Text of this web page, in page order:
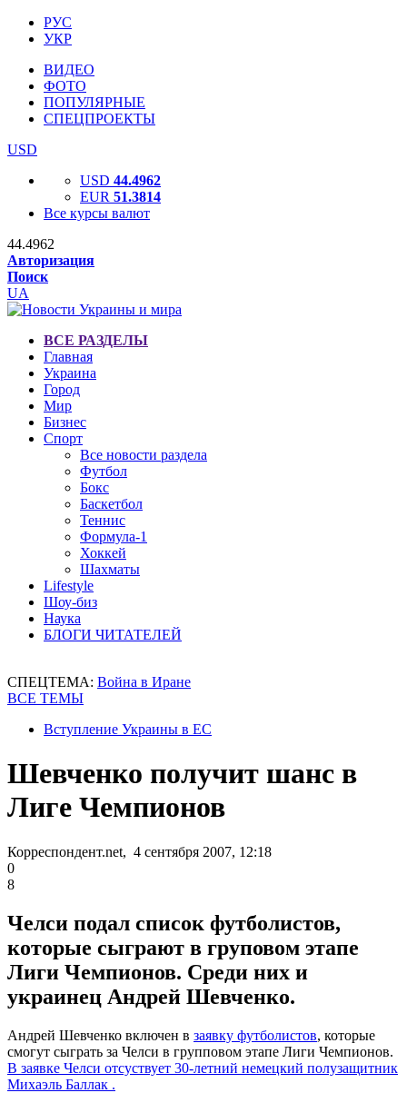
РУС
УКР
ВИДЕО
ФОТО
ПОПУЛЯРНЫЕ
СПЕЦПРОЕКТЫ
USD
USD 44.4962
EUR 51.3814
Все курсы валют
44.4962
Авторизация
Поиск
UA
ВСЕ РАЗДЕЛЫ
Главная
Украина
Город
Мир
Бизнес
Спорт
Все новости раздела
Футбол
Бокс
Баскетбол
Теннис
Формула-1
Хоккей
Шахматы
Lifestyle
Шоу-биз
Наука
БЛОГИ ЧИТАТЕЛЕЙ
СПЕЦТЕМА: Война в Иране
ВСЕ ТЕМЫ
Вступление Украины в ЕС
Шевченко получит шанс в
Лиге Чемпионов
Корреспондент.net, 4 сентября 2007, 12:18
0
8
Челси подал список футболистов,
которые сыграют в груповом этапе
Лиги Чемпионов. Среди них и
украинец Андрей Шевченко.
Андрей Шевченко включен в заявку футболистов, которые
смогут сыграть за Челси в групповом этапе Лиги Чемпионов.
В заявке Челси отсуствует 30-летний немецкий полузащитник
Михаэль Баллак .